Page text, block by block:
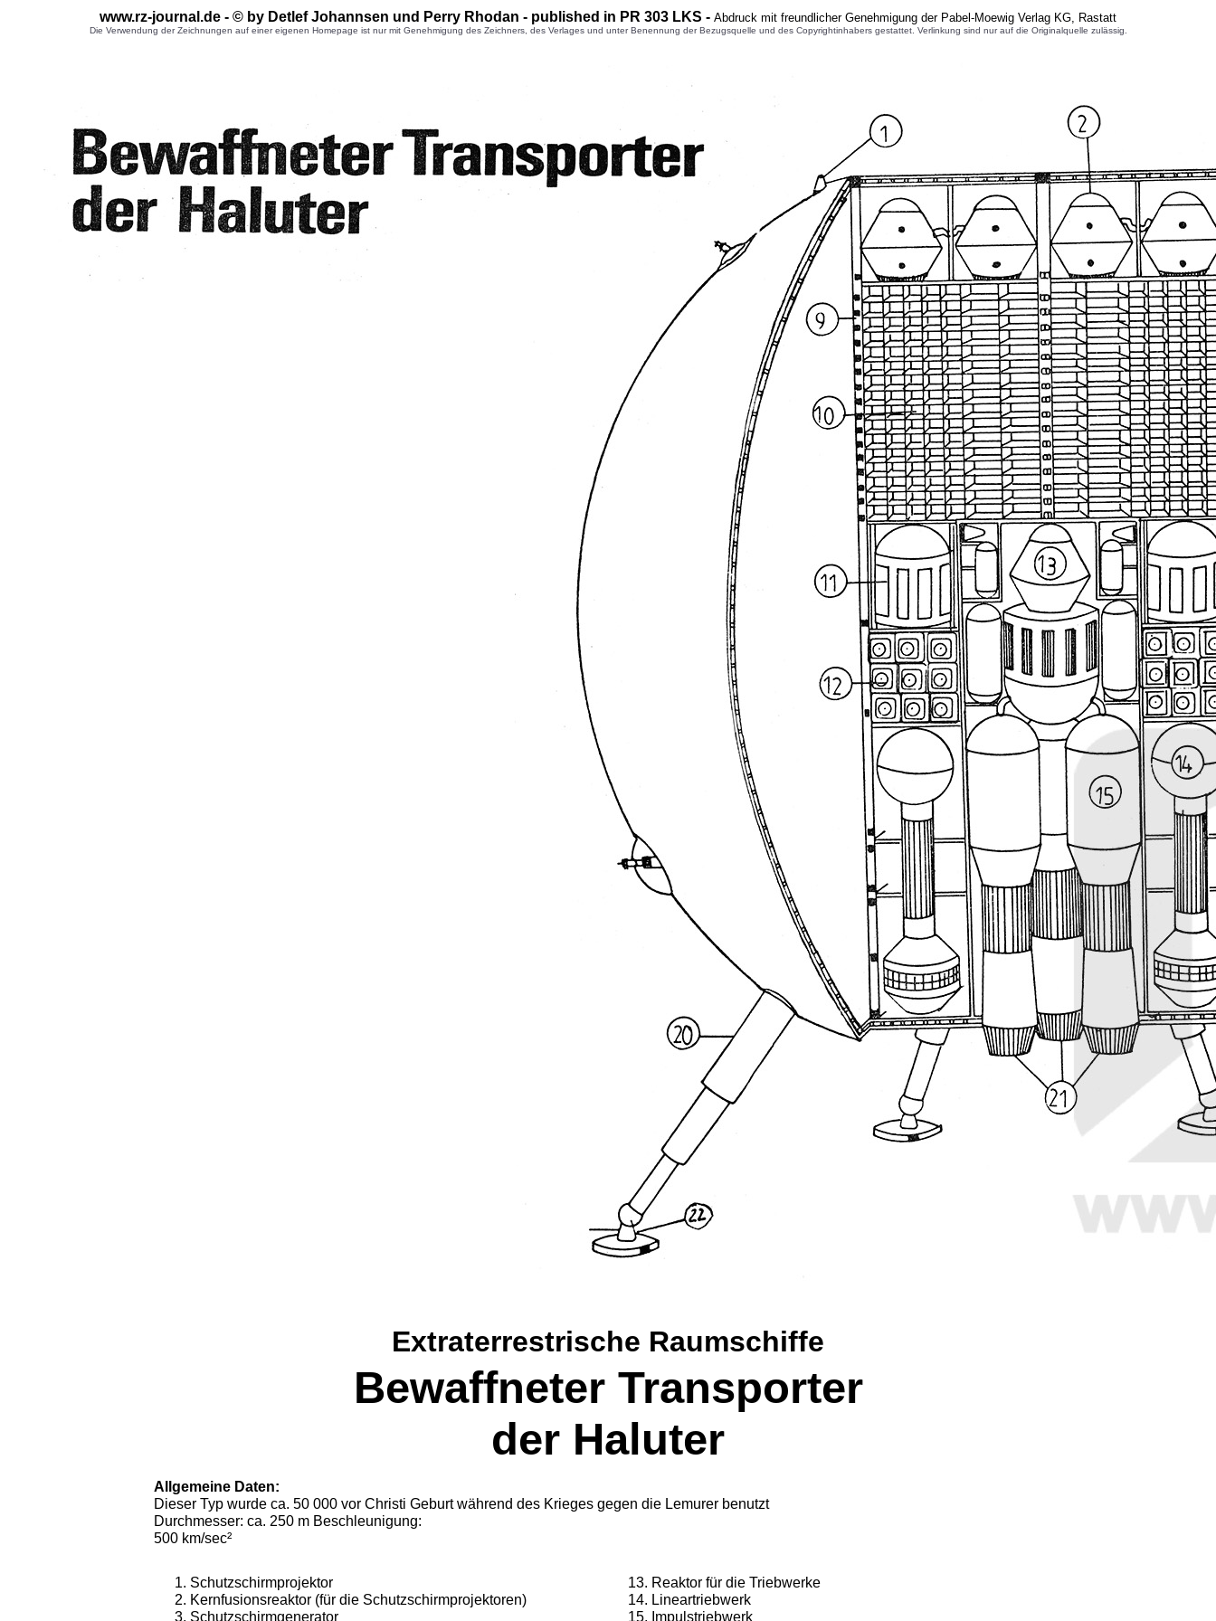
www.rz-journal.de - © by Detlef Johannsen und Perry Rhodan - published in PR 303 LKS - Abdruck mit freundlicher Genehmigung der Pabel-Moewig Verlag KG, Rastatt
Die Verwendung der Zeichnungen auf einer eigenen Homepage ist nur mit Genehmigung des Zeichners, des Verlages und unter Benennung der Bezugsquelle und des Copyrightinhabers gestattet. Verlinkung sind nur auf die Originalquelle zulässig.
Extraterrestrische Raumschiffe
Bewaffneter Transporter
der Haluter
Allgemeine Daten:
Dieser Typ wurde ca. 50 000 vor Christi Geburt während des Krieges gegen die Lemurer be­nutzt
Durchmesser: ca. 250 m Beschleunigung:
500 km/sec²
Schutzschirmprojektor
Kernfusionsreaktor (für die Schutzschirm­projektoren)
Schutzschirmgenerator
Reaktor für die Triebwerke
Lineartriebwerk
Impulstriebwerk